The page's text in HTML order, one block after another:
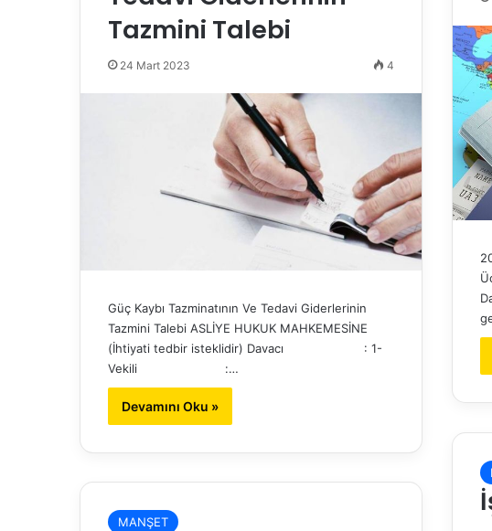
Tazmini Talebi
24 Mart 2023 4
Güç Kaybı Tazminatının Ve Tedavi Giderlerinin
Tazmini Talebi ASLİYE HUKUK MAHKEMESİNE
(İhtiyati tedbir isteklidir) Davacı : 1-
Vekili :…
Devamını Oku »
MANŞET